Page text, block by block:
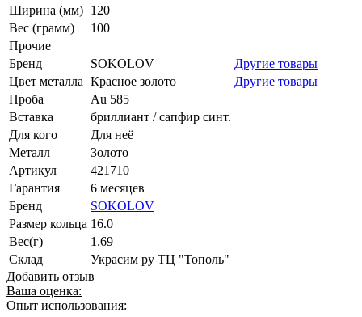
Ширина (мм) 120
Вес (грамм)
100
Прочие
Бренд
SOKOLOV
Другие товары
Цвет металла Красное золото
Другие товары
Проба
Au 585
Вставка
бриллиант / сапфир синт.
Для кого
Для неё
Металл
Золото
Артикул
421710
Гарантия
6 месяцев
Бренд
SOKOLOV
Размер кольца 16.0
Вес(г)
1.69
Склад
Украсим ру ТЦ "Тополь"
Добавить отзыв
Ваша оценка:
Опыт использования: